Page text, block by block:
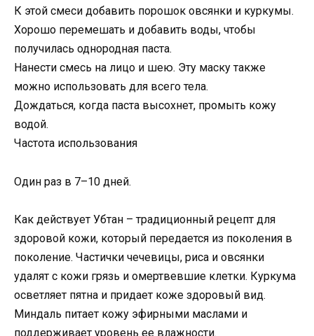
К этой смеси добавить порошок овсянки и куркумы.
Хорошо перемешать и добавить воды, чтобы
получилась однородная паста.
Нанести смесь на лицо и шею. Эту маску также
можно использовать для всего тела.
Дождаться, когда паста высохнет, промыть кожу
водой.
Частота использования
Один раз в 7–10 дней.
Как действует Убтан – традиционный рецепт для
здоровой кожи, который передается из поколения в
поколение. Частички чечевицы, риса и овсянки
удалят с кожи грязь и омертвевшие клетки. Куркума
осветляет пятна и придает коже здоровый вид.
Миндаль питает кожу эфирными маслами и
поддерживает уровень ее влажности.